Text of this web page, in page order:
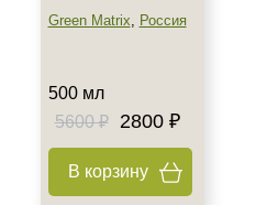
Green Matrix, Россия
500 мл
5600 ₽
2800 ₽
В корзину